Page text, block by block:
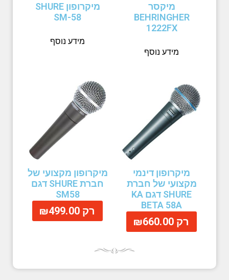
מיקסר
BEHRINGHER
1222FX
מידע נוסף
מיקרופון SHURE
SM-58
מידע נוסף
מיקרופון דינמי
מקצועי של חברת
SHURE דגם KA
BETA 58A
₪660.00
מיקרופון מקצועי של
חברת SHURE דגם
SM58
₪499.00